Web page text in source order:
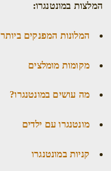
המלצות במונטנגרו:
המלונות המפנקים ביותר
מקומות מומלצים
מה עושים במונטנגרו?
מונטנגרו עם ילדים
קניות במונטנגרו